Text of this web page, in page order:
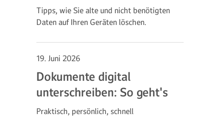
Tipps, wie Sie alte und nicht benötigten
Daten auf Ihren Geräten löschen.
19. Juni 2026
Dokumente digital
unterschreiben: So geht's
Praktisch, persönlich, schnell